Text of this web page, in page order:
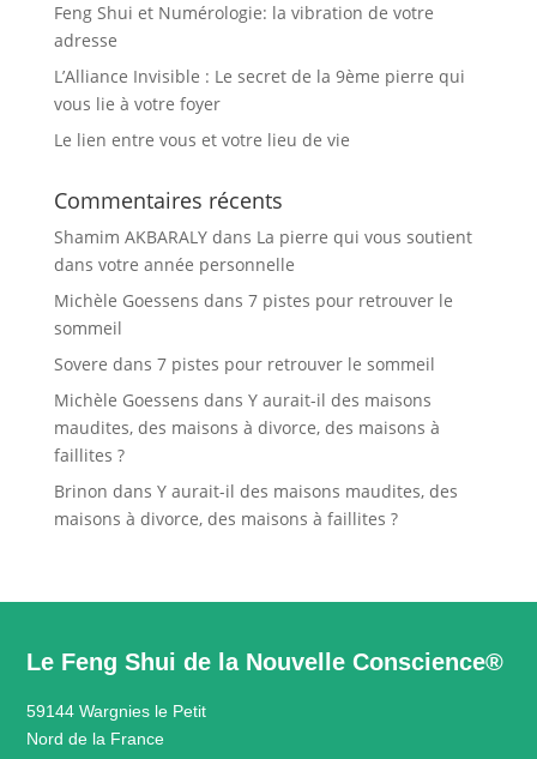
Feng Shui et Numérologie: la vibration de votre
adresse
L’Alliance Invisible : Le secret de la 9ème pierre qui
vous lie à votre foyer
Le lien entre vous et votre lieu de vie
Commentaires récents
Shamim AKBARALYdans La pierre qui vous soutient
dans votre année personnelle
Michèle Goessens dans 7 pistes pour retrouver le
sommeil
Sovere dans 7 pistes pour retrouver le sommeil
Michèle Goessens dans Y aurait-il des maisons
maudites, des maisons à divorce, des maisons à
faillites ?
Brinon dans Y aurait-il des maisons maudites, des
maisons à divorce, des maisons à faillites ?
Le Feng Shui de la Nouvelle Conscience®
59144 Wargnies le Petit
Nord de la France